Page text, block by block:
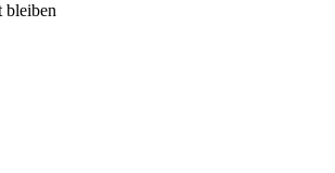
bleiben